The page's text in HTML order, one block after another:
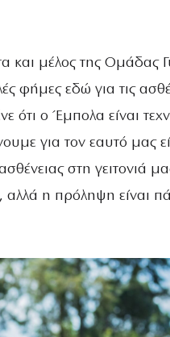
και μέλος της Ομάδας
εδώ για τις
ότι ο Έμπολα είναι
για τον εαυτό μας
στη γειτονιά
αλλά η πρόληψη είναι